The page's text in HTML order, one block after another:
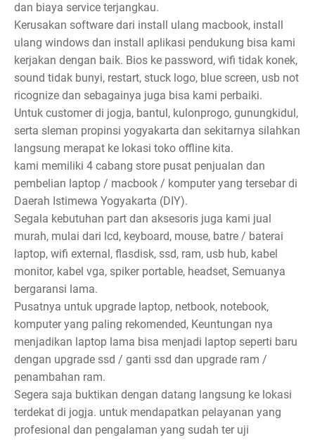
dan biaya service terjangkau.
Kerusakan software dari install ulang macbook, install
ulang windows dan install aplikasi pendukung bisa kami
kerjakan dengan baik. Bios ke password, wifi tidak konek,
sound tidak bunyi, restart, stuck logo, blue screen, usb not
ricognize dan sebagainya juga bisa kami perbaiki.
Untuk customer di jogja, bantul, kulonprogo, gunungkidul,
serta sleman propinsi yogyakarta dan sekitarnya silahkan
langsung merapat ke lokasi toko offline kita.
kami memiliki 4 cabang store pusat penjualan dan
pembelian laptop / macbook / komputer yang tersebar di
Daerah Istimewa Yogyakarta (DIY).
Segala kebutuhan part dan aksesoris juga kami jual
murah, mulai dari lcd, keyboard, mouse, batre / baterai
laptop, wifi external, flasdisk, ssd, ram, usb hub, kabel
monitor, kabel vga, spiker portable, headset, Semuanya
bergaransi lama.
Pusatnya untuk upgrade laptop, netbook, notebook,
komputer yang paling rekomended, Keuntungan nya
menjadikan laptop lama bisa menjadi laptop seperti baru
dengan upgrade ssd / ganti ssd dan upgrade ram /
penambahan ram.
Segera saja buktikan dengan datang langsung ke lokasi
terdekat di jogja. untuk mendapatkan pelayanan yang
profesional dan pengalaman yang sudah ter uji